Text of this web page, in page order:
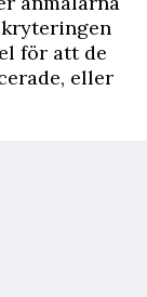
för att de
eller